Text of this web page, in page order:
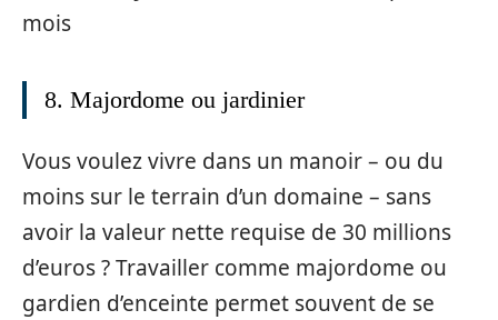
mois
8. Majordome ou jardinier
Vous voulez vivre dans un manoir – ou du
moins sur le terrain d’un domaine – sans
avoir la valeur nette requise de 30 millions
d’euros ? Travailler comme majordome ou
gardien d’enceinte permet souvent de se